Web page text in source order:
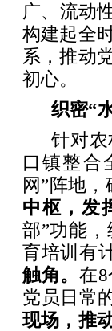
广、流动
构建起全
系，推动
初心。
织密“
针对
口镇整合
网”阵地
中枢，发
部”功能
育培训有
触角。 在
党员日常
现场，推